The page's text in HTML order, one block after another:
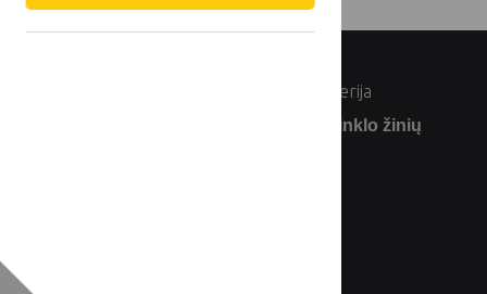
© Lietuvos Respublikos žemės ūkio ministerija
Užsiprenumeruokite Lietuvos kaimo tinklo žinių